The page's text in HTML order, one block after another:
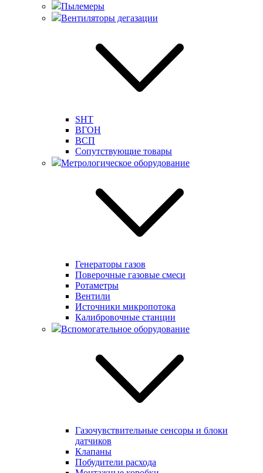
Пылемеры
Вентиляторы дегазации
SHT
ВГОН
ВСП
Сопутствующие товары
Метрологическое оборудование
Генераторы газов
Поверочные газовые смеси
Ротаметры
Вентили
Источники микропотока
Калибровочные станции
Вспомогательное оборудование
Газочувствительные сенсоры и блоки
датчиков
Клапаны
Побудители расхода